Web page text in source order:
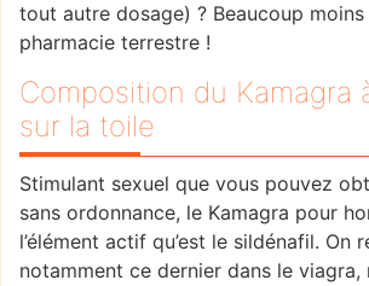
tout autre dosage) ? Beaucoup moins
pharmacie terrestre !
Composition du Kamagra
sur la toile
Stimulant sexuel que vous pouvez
sans ordonnance, le Kamagra pour
l’élément actif qu’est le sildénafil. On
notamment ce dernier dans le